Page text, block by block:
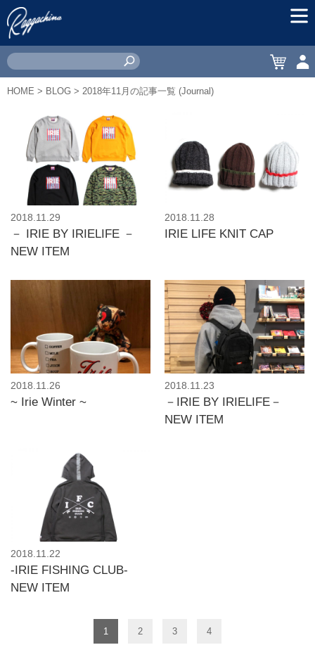
HOME > BLOG > 2018年11月の記事一覧 (Journal)
2018.11.29
－ IRIE BY IRIELIFE －
NEW ITEM
2018.11.28
IRIE LIFE KNIT CAP
2018.11.26
~ Irie Winter ~
2018.11.23
－IRIE BY IRIELIFE－
NEW ITEM
2018.11.22
-IRIE FISHING CLUB-
NEW ITEM
1 2 3 4